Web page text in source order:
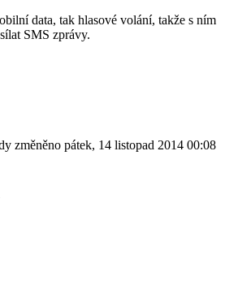
data, tak hlasové volání, takže s ním
SMS zprávy.
změněno pátek, 14 listopad 2014 00:08